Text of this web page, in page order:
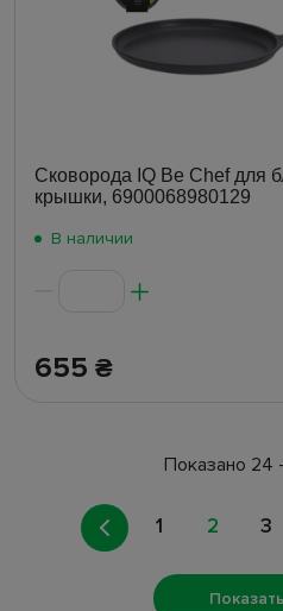
Сковорода IQ Be Chef для
крышки, 6900068980129
В наличии
655 ₴
Показано 24
1 2 3